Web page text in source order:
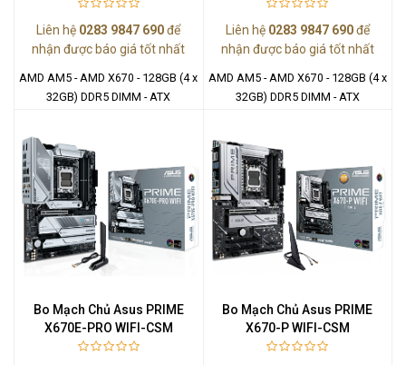
Liên hệ 0283 9847 690để
nhận được báo giá tốt nhất
AMD AM5 - AMD X670 - 128GB (4 x
32GB) DDR5 DIMM - ATX
Liên hệ 0283 9847 690để
nhận được báo giá tốt nhất
AMD AM5 - AMD X670 - 128GB (4 x
32GB) DDR5 DIMM - ATX
Bo Mạch Chủ Asus PRIME
X670E-PRO WIFI-CSM
Bo Mạch Chủ Asus PRIME
X670-P WIFI-CSM